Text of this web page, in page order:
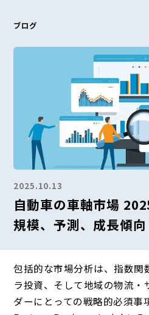
ブログ
2025.10.13
自動車の車軸市場
規模、予測、成長傾向
包括的な市場分析は、指数関
ラ投資、そして地域の物流・
ダーにとっての戦略的必須事